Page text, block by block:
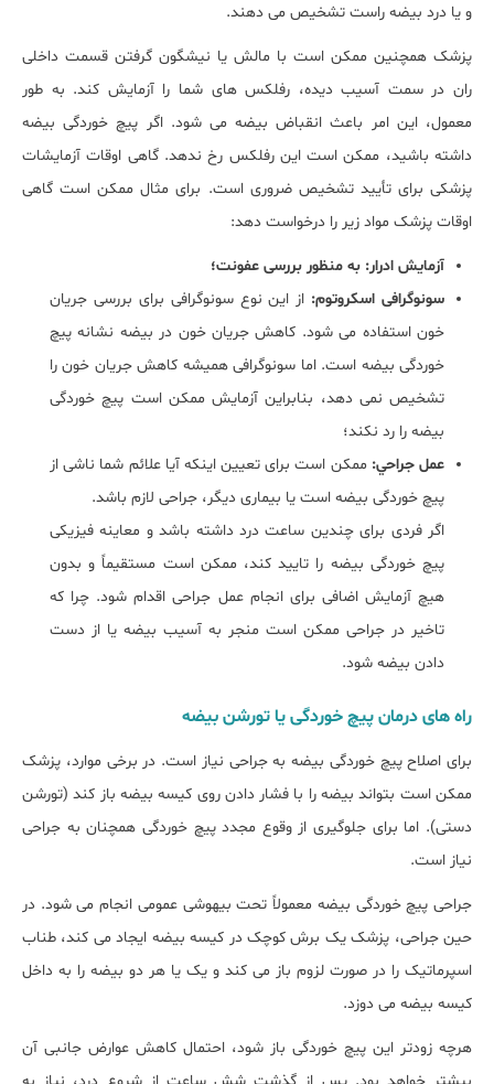
و یا درد بیضه راست تشخیص می دهند.
پزشک همچنین ممکن است با مالش یا نیشگون گرفتن قسمت داخلی
ران در سمت آسیب دیده، رفلکس های شما را آزمایش کند. به طور
معمول، این امر باعث انقباض بیضه می شود. اگر پیچ خوردگی بیضه
داشته باشید، ممکن است این رفلکس رخ ندهد. گاهی اوقات آزمایشات
پزشکی برای تأیید تشخیص ضروری است. برای مثال ممکن است گاهی
اوقات پزشک مواد زیر را درخواست دهد:
آزمایش ادرار: به منظور بررسی عفونت؛
سونوگرافی اسکروتوم: از این نوع سونوگرافی برای بررسی جریان
خون استفاده می شود. کاهش جریان خون در بیضه نشانه پیچ
خوردگی بیضه است. اما سونوگرافی همیشه کاهش جریان خون را
تشخیص نمی دهد، بنابراین آزمایش ممکن است پیچ خوردگی
بیضه را رد نکند؛
عمل جراحي: ممکن است برای تعیین اینکه آیا علائم شما ناشی از
پیچ خوردگی بیضه است یا بیماری دیگر، جراحی لازم باشد.
اگر فردی برای چندین ساعت درد داشته باشد و معاینه فیزیکی
پیچ خوردگی بیضه را تایید کند، ممکن است مستقیماً و بدون
هیچ آزمایش اضافی برای انجام عمل جراحی اقدام شود. چرا که
تاخیر در جراحی ممکن است منجر به آسیب بیضه یا از دست
دادن بیضه شود.
راه های درمان پیچ خوردگی یا تورشن بیضه
برای اصلاح پیچ خوردگی بیضه به جراحی نیاز است. در برخی موارد، پزشک
ممکن است بتواند بیضه را با فشار دادن روی کیسه بیضه باز کند (تورشن
دستی). اما برای جلوگیری از وقوع مجدد پیچ خوردگی همچنان به جراحی
نیاز است.
جراحی پیچ خوردگی بیضه معمولاً تحت بیهوشی عمومی انجام می شود. در
حین جراحی، پزشک یک برش کوچک در کیسه بیضه ایجاد می کند، طناب
اسپرماتیک را در صورت لزوم باز می کند و یک یا هر دو بیضه را به داخل
کیسه بیضه می دوزد.
هرچه زودتر این پیچ خوردگی باز شود، احتمال کاهش عوارض جانبی آن